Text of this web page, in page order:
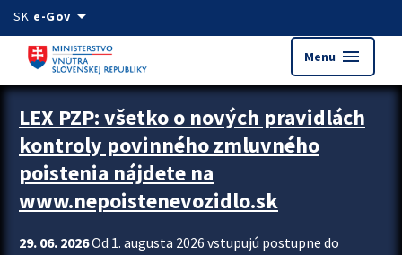
Preskocit na hlavný obsah
SK e-Govarrow_drop_down
Menu menu
Zastavit automatický posun upútavok
LEX PZP: všetko o nových pravidlách
kontroly povinného zmluvného
poistenia nájdete na
www.nepoistenevozidlo.sk
29. 06. 2026Od 1. augusta 2026 vstupujú postupne do